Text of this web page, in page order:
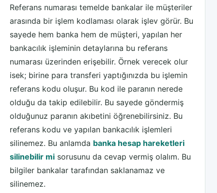
Referans numarası temelde bankalar ile müşteriler
arasında bir işlem kodlaması olarak işlev görür. Bu
sayede hem banka hem de müşteri, yapılan her
bankacılık işleminin detaylarına bu referans
numarası üzerinden erişebilir. Örnek verecek olur
isek; birine para transferi yaptığınızda bu işlemin
referans kodu oluşur. Bu kod ile paranın nerede
olduğu da takip edilebilir. Bu sayede göndermiş
olduğunuz paranın akıbetini öğrenebilirsiniz. Bu
referans kodu ve yapılan bankacılık işlemleri
silinemez. Bu anlamda banka hesap hareketleri
silinebilir mi sorusunu da cevap vermiş olalım. Bu
bilgiler bankalar tarafından saklanamaz ve
silinemez.